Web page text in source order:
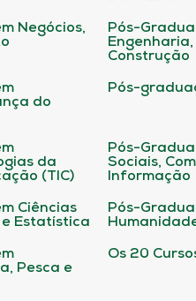
Negócios,
Pós-
Construção
do
Pós-
da
(TIC)
Pós-
Sociais,
Informação
Ciências
Estatística
Pós-
Pesca e
Os 20